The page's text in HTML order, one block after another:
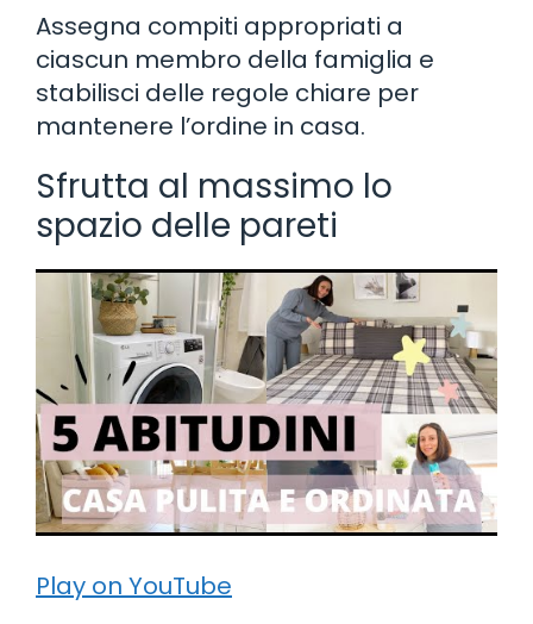
Assegna compiti appropriati a
ciascun membro della famiglia e
stabilisci delle regole chiare per
mantenere l’ordine in casa.
Sfrutta al massimo lo
spazio delle pareti
Play on YouTube